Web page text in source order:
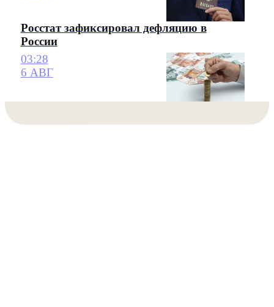
Росстат зафиксировал дефляцию в
России
03:28
6 АВГ